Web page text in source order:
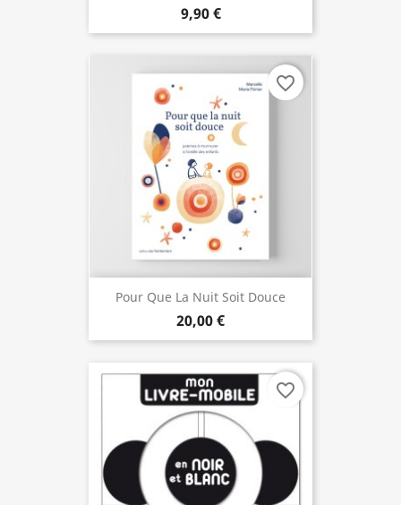
9,90 €
Pour Que La Nuit Soit Douce
20,00 €
favorite_border
favorite_border